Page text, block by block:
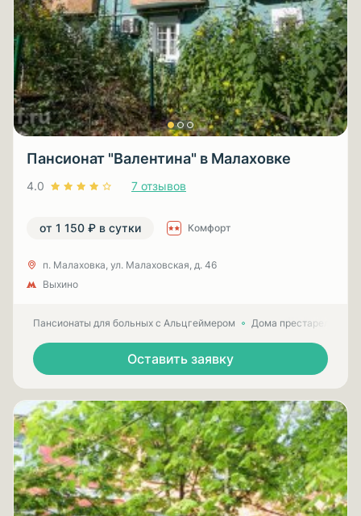
Пансионат "Валентина" в Малаховке
4.0 7 отзывов
от 1 150 ₽ в сутки Комфорт
п. Малаховка, ул. Малаховская, д. 46
Выхино
Пансионаты для больных с Альцгеймером Дома престарелых
Оставить заявку